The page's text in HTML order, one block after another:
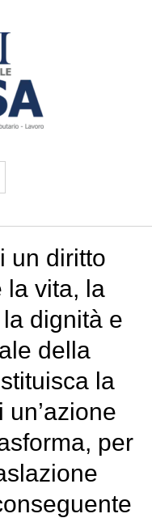
un diritto
la vita, la
dignità e
della
la
per